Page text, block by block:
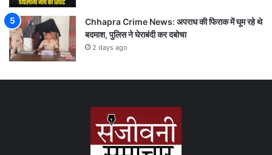
Chhapra Crime News: अपराध की फिराक में घूम रहे थे
बदमाश, पुलिस ने घेराबंदी कर दबोचा
2 days ago